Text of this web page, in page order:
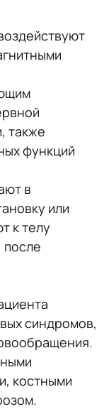
также
функций
в
или
к телу
после
синдромов,
костными